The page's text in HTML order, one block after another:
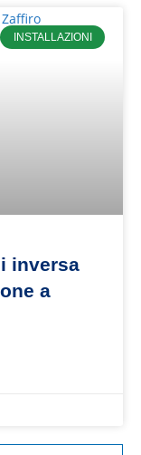
INSTALLAZIONI
inversa
a